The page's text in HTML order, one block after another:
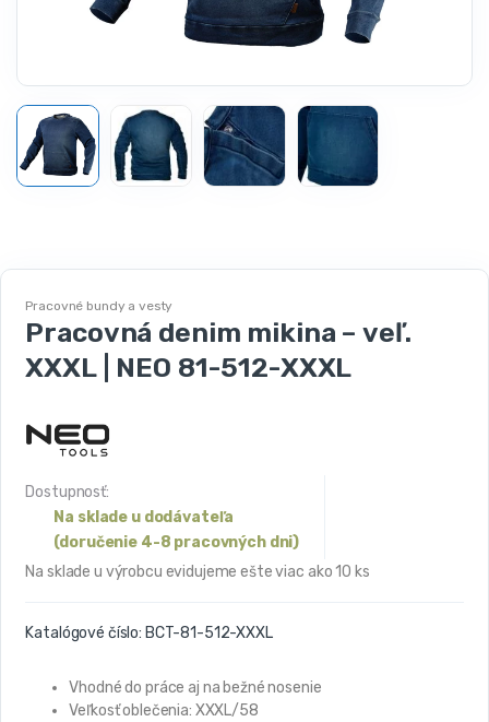
Pracovné bundy a vesty
Pracovná denim mikina – veľ.
XXXL | NEO 81-512-XXXL
Dostupnosť:
Na sklade u dodávateľa
(doručenie 4-8 pracovných dni)
Na sklade u výrobcu evidujeme ešte viac ako 10 ks
Katalógové číslo: BCT-81-512-XXXL
Vhodné do práce aj na bežné nosenie
Veľkosť oblečenia: XXXL/58